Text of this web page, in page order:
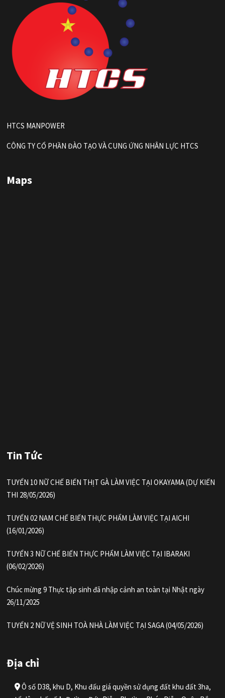
HTCS MANPOWER
CÔNG TY CỔ PHẦN ĐÀO TẠO VÀ CUNG ỨNG NHÂN LỰC HTCS
Maps
Tin Tức
TUYỂN 10 NỮ CHẾ BIẾN THỊT GÀ LÀM VIỆC TẠI OKAYAMA (DỰ KIẾN
THI 28/05/2026)
TUYỂN 02 NAM CHẾ BIẾN THỰC PHẨM LÀM VIỆC TẠI AICHI
(16/01/2026)
TUYỂN 3 NỮ CHẾ BIẾN THỰC PHẨM LÀM VIỆC TẠI IBARAKI
(06/02/2026)
Chúc mừng 9 Thực tập sinh đã nhập cảnh an toàn tại Nhật ngày
26/11/2025
TUYỂN 2 NỮ VỆ SINH TOÀ NHÀ LÀM VIỆC TẠI SAGA (04/05/2026)
Địa chỉ
Ô số D38, khu D, Khu đấu giá quyền sử dụng đất khu đất 3ha,